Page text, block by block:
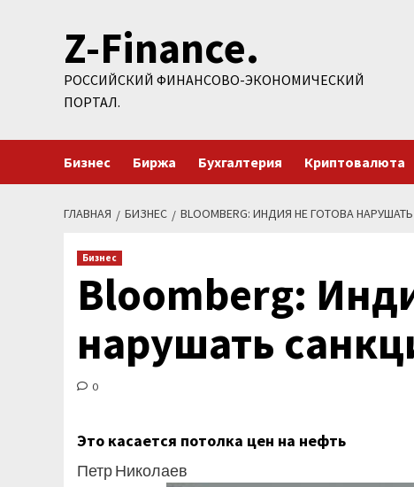
содержимомуZ-Finance.
РОССИЙСКИЙ ФИНАНСОВО-ЭКОНОМИЧЕСКИЙ
ПОРТАЛ.
Бизнес Биржа Бухгалтерия Криптовалюта
ГЛАВНАЯ БИЗНЕС BLOOMBERG: ИНДИЯ НЕ ГОТОВА
Бизнес
Bloomberg:
нарушать
0
Это касается потолка цен на нефть
Петр Николаев